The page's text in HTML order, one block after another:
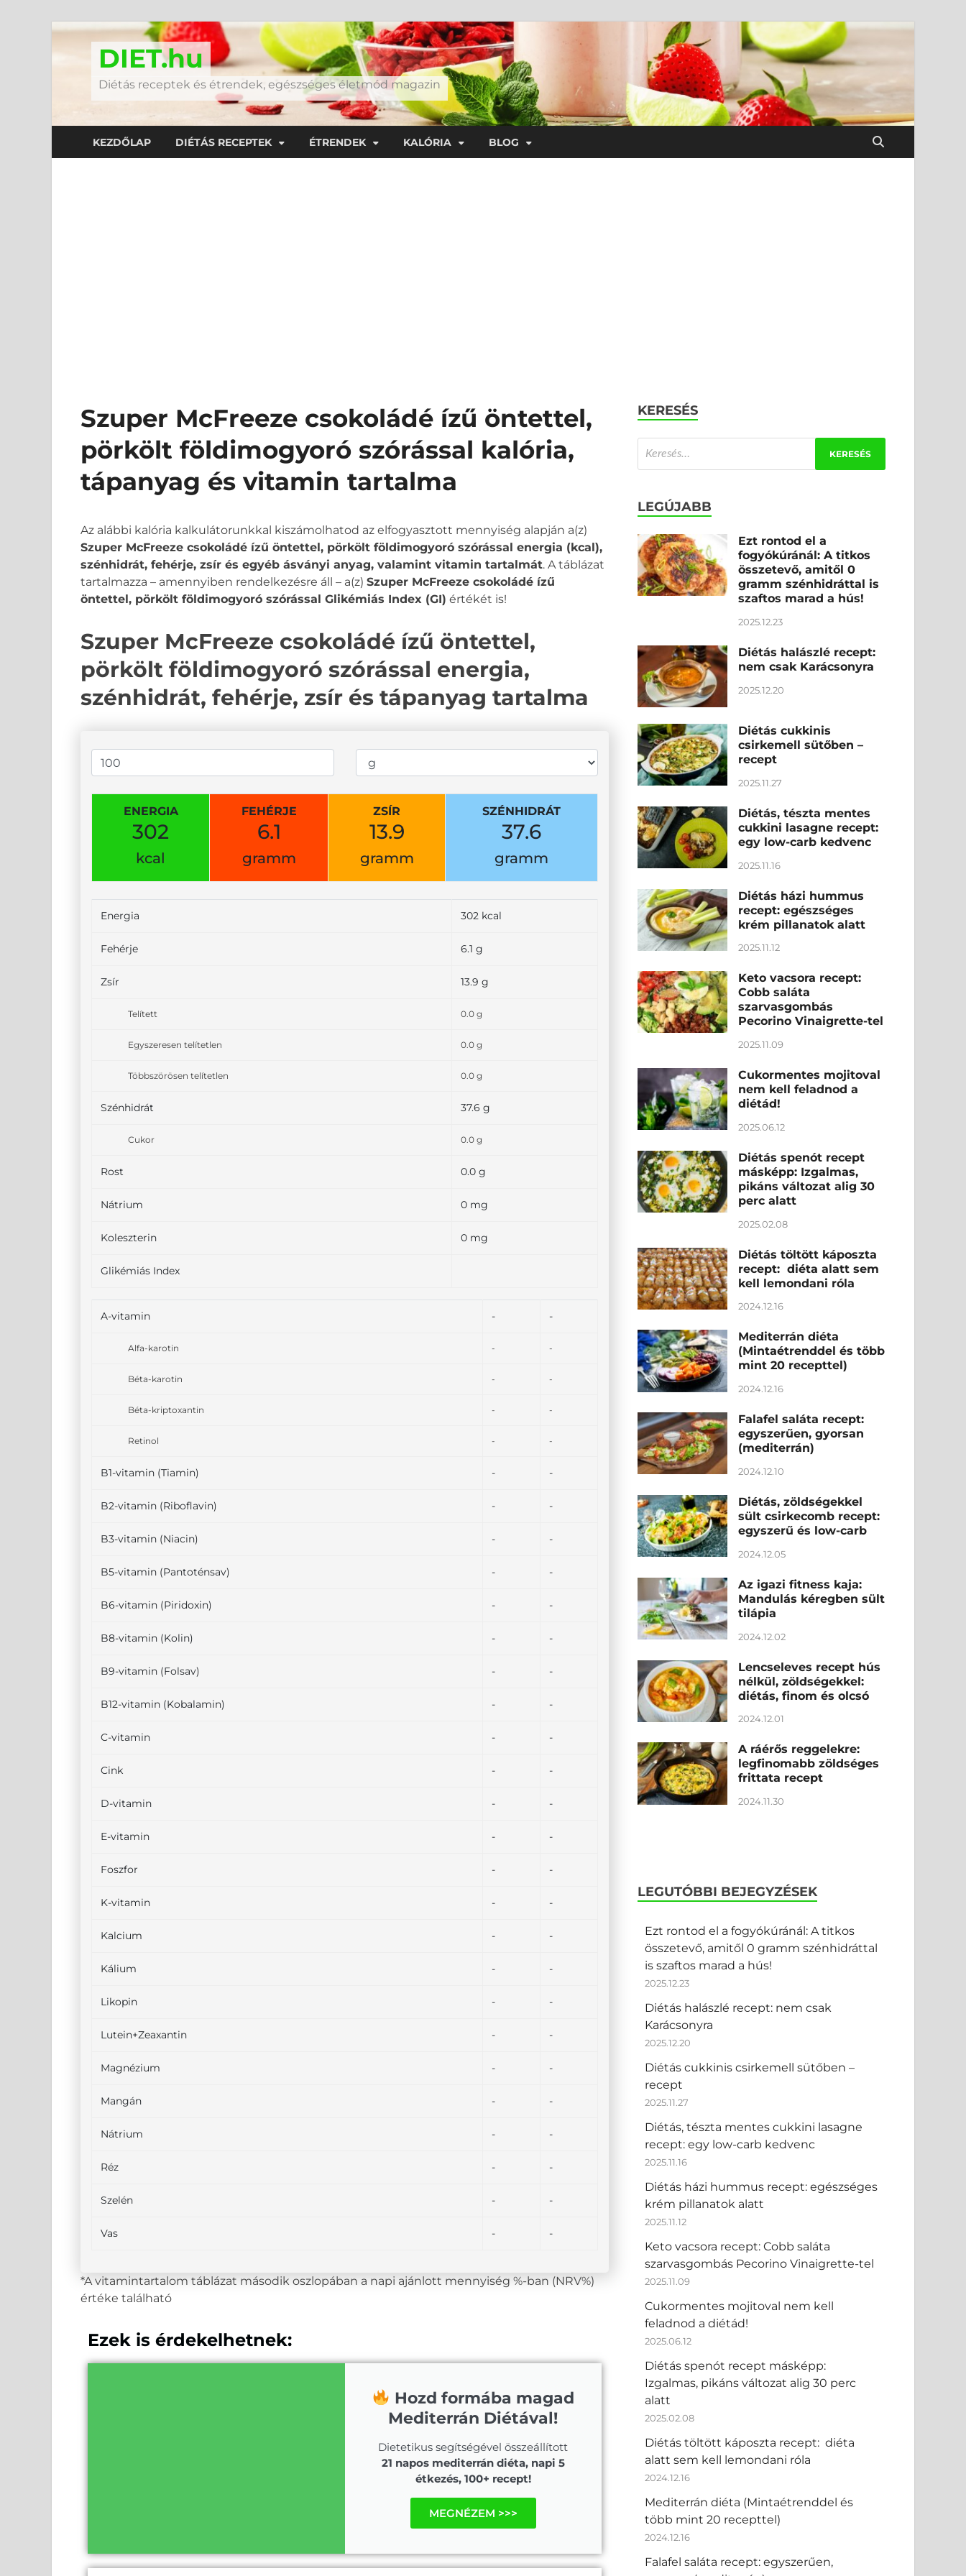
DIET.hu
Diétás receptek és étrendek, egészséges életmód magazin
KEZDŐLAP DIÉTÁS RECEPTEK ÉTRENDEK KALÓRIA BLOG
Szuper McFreeze csokoládé ízű öntettel,
pörkölt földimogyoró szórással kalória,
tápanyag és vitamin tartalma
Az alábbi kalória kalkulátorunkkal kiszámolhatod az elfogyasztott mennyiség alapján a(z)
Szuper McFreeze csokoládé ízű öntettel, pörkölt földimogyoró szórással energia (kcal),
szénhidrát, fehérje, zsír és egyéb ásványi anyag, valamint vitamin tartalmát. A táblázat
tartalmazza – amennyiben rendelkezésre áll – a(z) Szuper McFreeze csokoládé ízű
öntettel, pörkölt földimogyoró szórással Glikémiás Index (GI) értékét is!
Szuper McFreeze csokoládé ízű öntettel,
pörkölt földimogyoró szórással energia,
szénhidrát, fehérje, zsír és tápanyag tartalma
ENERGIA
302
kcal
FEHÉRJE
6.1
gramm
ZSÍR
13.9
gramm
SZÉNHIDRÁT
37.6
gramm
Energia 302 kcal
Fehérje 6.1 g
Zsír 13.9 g
Telített 0.0 g
Egyszeresen telítetlen 0.0 g
Többszörösen telítetlen 0.0 g
Szénhidrát 37.6 g
Cukor 0.0 g
Rost 0.0 g
Nátrium 0 mg
Koleszterin 0 mg
Glikémiás Index
A-vitamin - -
Alfa-karotin - -
Béta-karotin - -
Béta-kriptoxantin - -
Retinol - -
B1-vitamin (Tiamin) - -
B2-vitamin (Riboflavin) - -
B3-vitamin (Niacin) - -
B5-vitamin (Pantoténsav) - -
B6-vitamin (Piridoxin) - -
B8-vitamin (Kolin) - -
B9-vitamin (Folsav) - -
B12-vitamin (Kobalamin) - -
C-vitamin - -
Cink - -
D-vitamin - -
E-vitamin - -
Foszfor - -
K-vitamin - -
Kalcium - -
Kálium - -
Likopin - -
Lutein+Zeaxantin - -
Magnézium - -
Mangán - -
Nátrium - -
Réz - -
Szelén - -
Vas - -
*A vitamintartalom táblázat második oszlopában a napi ajánlott mennyiség %-ban (NRV%)
értéke található
Ezek is érdekelhetnek:
Hozd formába magad
Mediterrán Diétával!
Dietetikus segítségével összeállított
21 napos mediterrán diéta, napi 5
étkezés, 100+ recept!
MEGNÉZEM >>>
KERESÉS
LEGÚJABB
Ezt rontod el a
fogyókúránál: A titkos
összetevő, amitől 0
gramm szénhidráttal is
szaftos marad a hús!
2025.12.23
Diétás halászlé recept:
nem csak Karácsonyra
2025.12.20
Diétás cukkinis
csirkemell sütőben –
recept
2025.11.27
Diétás, tészta mentes
cukkini lasagne recept:
egy low-carb kedvenc
2025.11.16
Diétás házi hummus
recept: egészséges
krém pillanatok alatt
2025.11.12
Keto vacsora recept:
Cobb saláta
szarvasgombás
Pecorino Vinaigrette-tel
2025.11.09
Cukormentes mojitoval
nem kell feladnod a
diétád!
2025.06.12
Diétás spenót recept
másképp: Izgalmas,
pikáns változat alig 30
perc alatt
2025.02.08
Diétás töltött káposzta
recept: diéta alatt sem
kell lemondani róla
2024.12.16
Mediterrán diéta
(Mintaétrenddel és több
mint 20 recepttel)
2024.12.16
Falafel saláta recept:
egyszerűen, gyorsan
(mediterrán)
2024.12.10
Diétás, zöldségekkel
sült csirkecomb recept:
egyszerű és low-carb
2024.12.05
Az igazi fitness kaja:
Mandulás kéregben sült
tilápia
2024.12.02
Lencseleves recept hús
nélkül, zöldségekkel:
diétás, finom és olcsó
2024.12.01
A ráérős reggelekre:
legfinomabb zöldséges
frittata recept
2024.11.30
LEGUTÓBBI BEJEGYZÉSEK
Ezt rontod el a fogyókúránál: A titkos
összetevő, amitől 0 gramm szénhidráttal
is szaftos marad a hús!
2025.12.23
Diétás halászlé recept: nem csak
Karácsonyra
2025.12.20
Diétás cukkinis csirkemell sütőben –
recept
2025.11.27
Diétás, tészta mentes cukkini lasagne
recept: egy low-carb kedvenc
2025.11.16
Diétás házi hummus recept: egészséges
krém pillanatok alatt
2025.11.12
Keto vacsora recept: Cobb saláta
szarvasgombás Pecorino Vinaigrette-tel
2025.11.09
Cukormentes mojitoval nem kell
feladnod a diétád!
2025.06.12
Diétás spenót recept másképp:
Izgalmas, pikáns változat alig 30 perc
alatt
2025.02.08
Diétás töltött káposzta recept: diéta
alatt sem kell lemondani róla
2024.12.16
Mediterrán diéta (Mintaétrenddel és
több mint 20 recepttel)
2024.12.16
Falafel saláta recept: egyszerűen,